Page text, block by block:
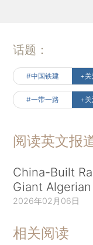
话题：
#中国铁建 +关
#一带一路 +关
阅读英文报
China-Built
Giant
2026年02月06日
相关阅读